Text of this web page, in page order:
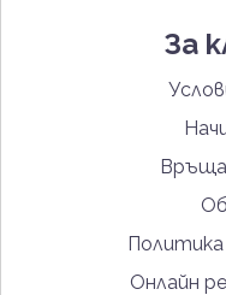
За
Онлайн